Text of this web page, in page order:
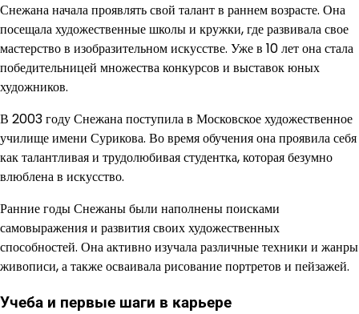
Снежана начала проявлять свой талант в раннем возрасте. Она
посещала художественные школы и кружки, где развивала свое
мастерство в изобразительном искусстве. Уже в 10 лет она стала
победительницей множества конкурсов и выставок юных
художников.
В 2003 году Снежана поступила в Московское художественное
училище имени Сурикова. Во время обучения она проявила себя
как талантливая и трудолюбивая студентка, которая безумно
влюблена в искусство.
Ранние годы Снежаны были наполнены поисками
самовыражения и развития своих художественных
способностей. Она активно изучала различные техники и жанры
живописи, а также осваивала рисование портретов и пейзажей.
Учеба и первые шаги в карьере